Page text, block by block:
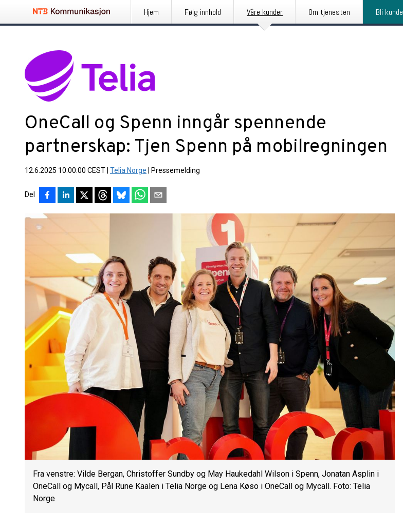
Hjem Følg innhold Våre kunder Om tjenesten Bli kunde
OneCall og Spenn inngår spennende
partnerskap: Tjen Spenn på mobilregningen
12.6.2025 10:00:00 CEST Telia Norge Pressemelding
Del
Fra venstre: Vilde Bergan, Christoffer Sundby og May Haukedahl Wilson i Spenn, Jonatan Asplin i
OneCall og Mycall, Pål Rune Kaalen i Telia Norge og Lena Køso i OneCall og Mycall. Foto: Telia
Norge